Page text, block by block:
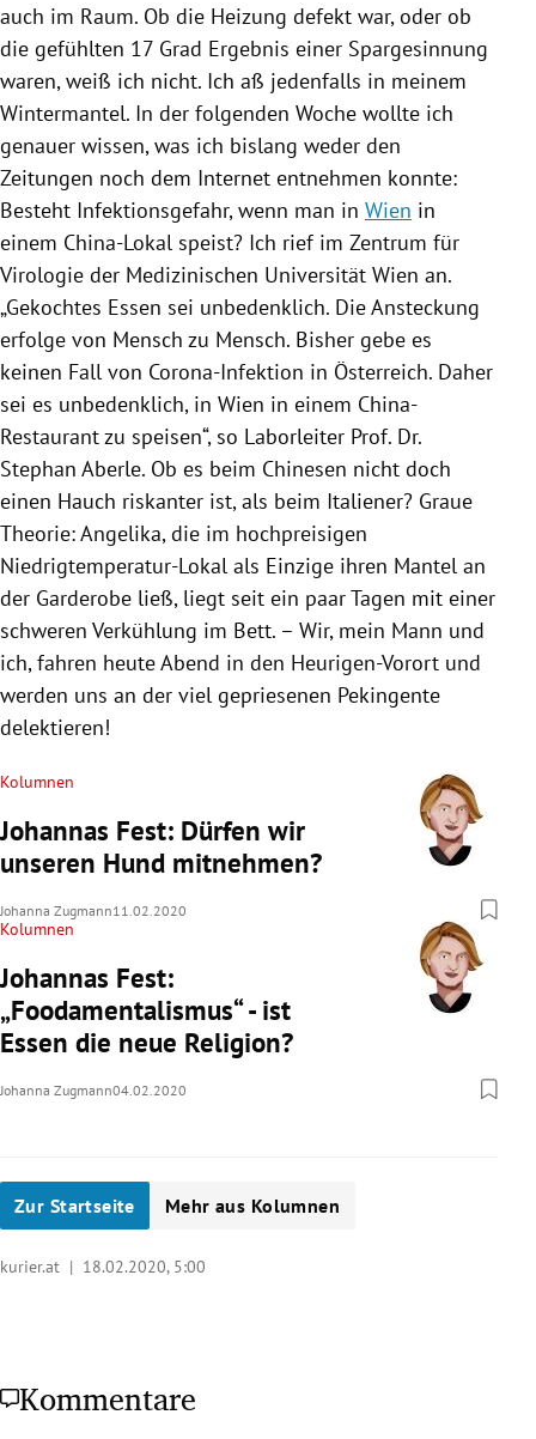
auch im Raum. Ob die Heizung defekt war, oder ob
die gefühlten 17 Grad Ergebnis einer Spargesinnung
waren, weiß ich nicht. Ich aß jedenfalls in meinem
Wintermantel. In der folgenden Woche wollte ich
genauer wissen, was ich bislang weder den
Zeitungen noch dem Internet entnehmen konnte:
Besteht Infektionsgefahr, wenn man in Wien in
einem China-Lokal speist? Ich rief im Zentrum für
Virologie der Medizinischen Universität Wien an.
„Gekochtes Essen sei unbedenklich. Die Ansteckung
erfolge von Mensch zu Mensch. Bisher gebe es
keinen Fall von Corona-Infektion in Österreich. Daher
sei es unbedenklich, in Wien in einem China-
Restaurant zu speisen“, so Laborleiter Prof. Dr.
Stephan Aberle. Ob es beim Chinesen nicht doch
einen Hauch riskanter ist, als beim Italiener? Graue
Theorie: Angelika, die im hochpreisigen
Niedrigtemperatur-Lokal als Einzige ihren Mantel an
der Garderobe ließ, liegt seit ein paar Tagen mit einer
schweren Verkühlung im Bett. – Wir, mein Mann und
ich, fahren heute Abend in den Heurigen-Vorort und
werden uns an der viel gepriesenen Pekingente
delektieren!
Kolumnen
Johannas Fest: Dürfen wir
unseren Hund mitnehmen?
Johanna Zugmann11.02.2020
Kolumnen
Johannas Fest:
„Foodamentalismus“ - ist
Essen die neue Religion?
Johanna Zugmann04.02.2020
Zur Startseite Mehr aus Kolumnen
kurier.at | 18.02.2020, 5:00
Kommentare